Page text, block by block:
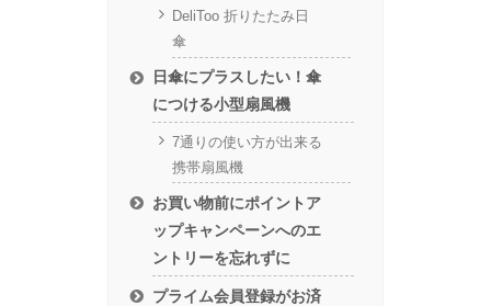
DeliToo 折りたたみ日
傘
日傘にプラスしたい！傘
につける小型扇風機
7通りの使い方が出来る
携帯扇風機
お買い物前にポイントア
ップキャンペーンへのエ
ントリーを忘れずに
プライム会員登録がお済